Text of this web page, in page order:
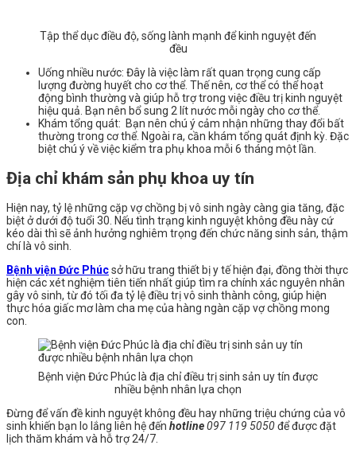
Tập thể dục điều độ, sống lành mạnh để kinh nguyệt đến
đều
Uống nhiều nước: Đây là việc làm rất quan trọng cung cấp
lượng đường huyết cho cơ thể. Thế nên, cơ thể có thể hoạt
động bình thường và giúp hỗ trợ trong việc điều trị kinh nguyệt
hiệu quả. Bạn nên bổ sung 2 lít nước mỗi ngày cho cơ thể.
Khám tổng quát: Bạn nên chú ý cảm nhận những thay đổi bất
thường trong cơ thể. Ngoài ra, cần khám tổng quát định kỳ. Đặc
biệt chú ý về việc kiểm tra phụ khoa mỗi 6 tháng một lần.
Địa chỉ khám sản phụ khoa uy tín
Hiện nay, tỷ lệ những cặp vợ chồng bị vô sinh ngày càng gia tăng, đặc
biệt ở dưới độ tuổi 30. Nếu tình trạng kinh nguyệt không đều này cứ
kéo dài thì sẽ ảnh hưởng nghiêm trọng đến chức năng sinh sản, thậm
chí là vô sinh.
Bệnh viện Đức Phúcsở hữu trang thiết bị y tế hiện đại, đồng thời thực
hiện các xét nghiệm tiên tiến nhất giúp tìm ra chính xác nguyên nhân
gây vô sinh, từ đó tối đa tỷ lệ điều trị vô sinh thành công, giúp hiện
thực hóa giấc mơ làm cha mẹ của hàng ngàn cặp vợ chồng mong
con.
Bệnh viện Đức Phúc là địa chỉ điều trị sinh sản uy tín được
nhiều bệnh nhân lựa chọn
Đừng để vấn đề kinh nguyệt không đều hay những triệu chứng của vô
sinh khiến bạn lo lắng liên hệ đến hotline097 119 5050để được đặt
lịch thăm khám và hỗ trợ 24/7.